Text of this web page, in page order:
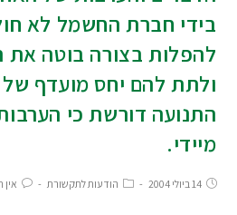
בידי חברת החשמל לא
להפלות בצורה בוטה את
ולתת להם יחס מועדף של
התנועה דורשת כי
מיידי.
14 ביולי 2004 הודעות לתקשורת אין